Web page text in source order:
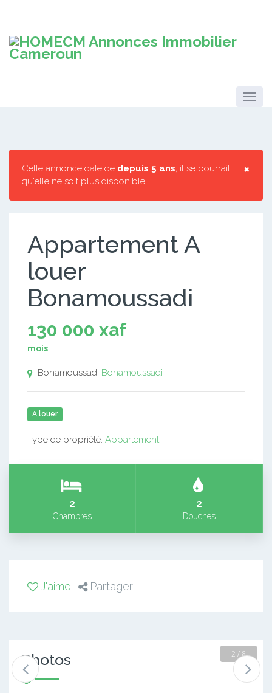
×
Cette annonce date de depuis 5 ans, il se pourrait
qu'elle ne soit plus disponible.
Appartement A
louer
Bonamoussadi
130 000 xaf
mois
Bonamoussadi Bonamoussadi
A louer
Type de propriété: Appartement
2
Chambres
2
Douches
J'aime Partager
Photos 2 / 8